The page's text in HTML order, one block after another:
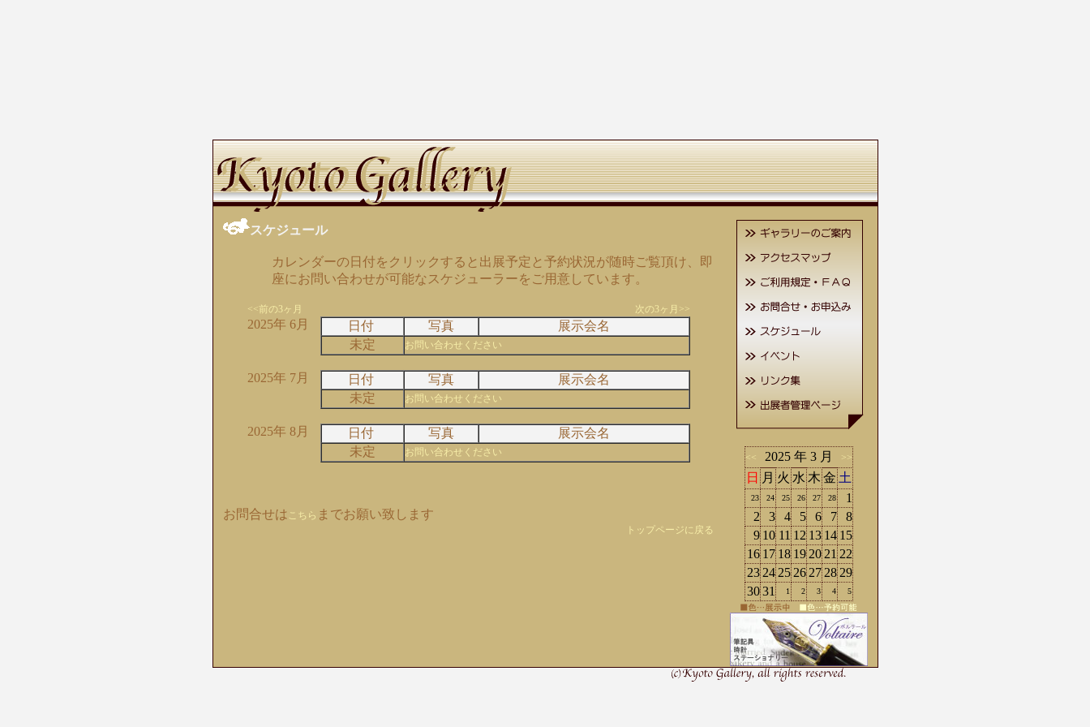
スケジュール
カレンダーの日付をクリックすると出展予定と予約状況が随時ご覧頂け、即
座にお問い合わせが可能なスケジューラーをご用意しています。
<<前の3ヶ月 次の3ヶ月>>
2025年 6月 日付 写真
展示会名
未定
お問い合わせください
2025年 7月 日付 写真
展示会名
未定
お問い合わせください
2025年 8月 日付 写真
展示会名
未定
お問い合わせください
お問合せは こちら までお願い致します
トップページに戻る
<< 2025 年 3 月 >>
日 月 火 水 木 金 土
23 24 25 26 27 28
1
2
3 4 5 6 7
8
9 10 11 12 13 14 15
16 17 18 19 20 21 22
23 24 25 26 27 28 29
30 31 1 2 3 4 5